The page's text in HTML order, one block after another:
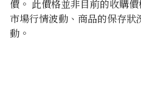
5K Gold (K5) Ring
2.8g
價。 此價格並非目前的收購
市場行情波動、商品的保存
動。